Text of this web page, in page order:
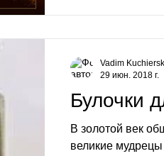
Булочки
В золотой век
великие
Vadim
29 июн. 2018 г.